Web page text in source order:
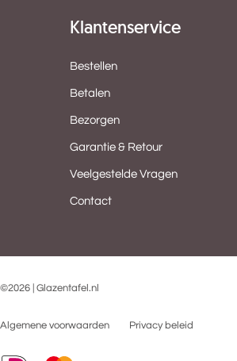
Klantenservice
Bestellen
Betalen
Bezorgen
Garantie & Retour
Veelgestelde Vragen
Contact
©2026 | Glazentafel.nl
Algemene voorwaarden Privacy beleid